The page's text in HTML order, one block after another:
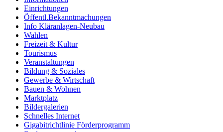
Einrichtungen
Öffentl.Bekanntmachungen
Info Kläranlagen-Neubau
Wahlen
Freizeit & Kultur
Tourismus
Veranstaltungen
Bildung & Soziales
Gewerbe & Wirtschaft
Bauen & Wohnen
Marktplatz
Bildergalerien
Schnelles Internet
Gigabitrichtlinie Förderprogramm